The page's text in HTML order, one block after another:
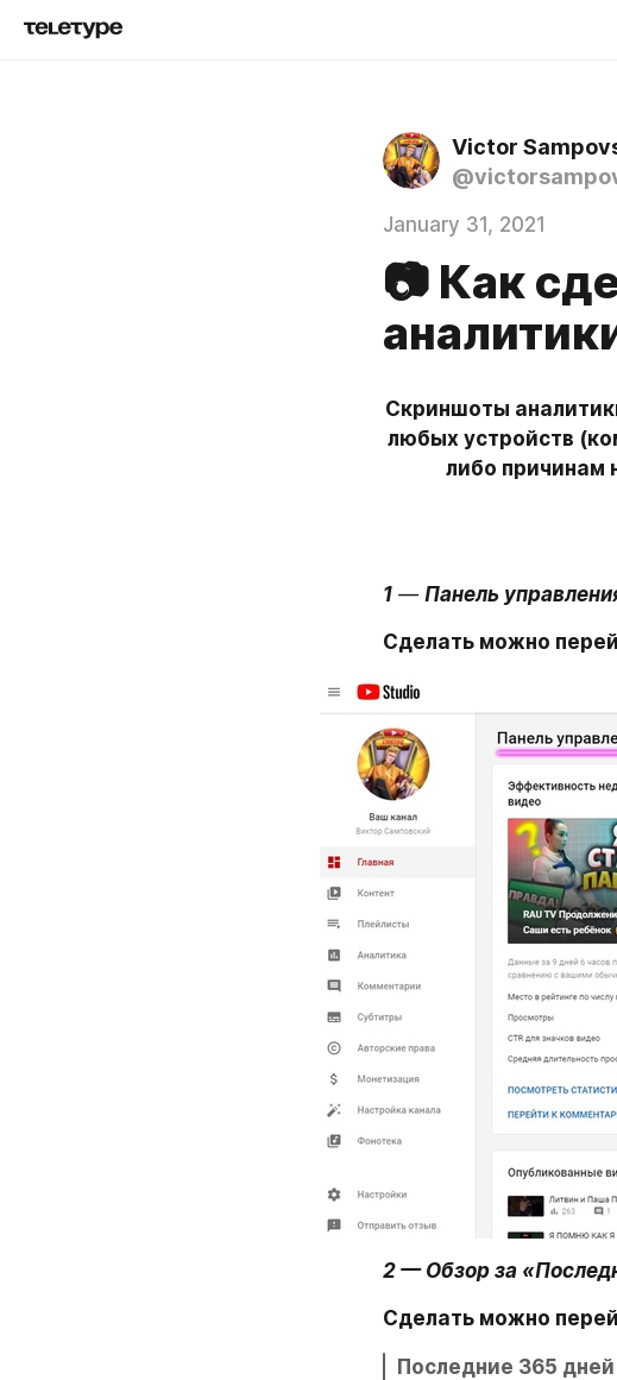
Victor
January 31, 2021
📷 Как
Скриншоты
любых устройств
либо причинам
1 — Панель
Сделать можно
2 — Обзор за
Сделать можно
Последние 365